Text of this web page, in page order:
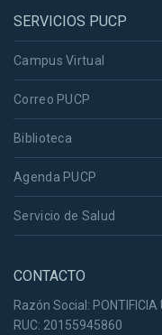
SERVICIOS PUCP
Campus Virtual
Correo PUCP
Biblioteca
Agenda PUCP
Servicio de Salud
CONTACTO
Razón Social: PONTIFICIA
RUC: 20155945860